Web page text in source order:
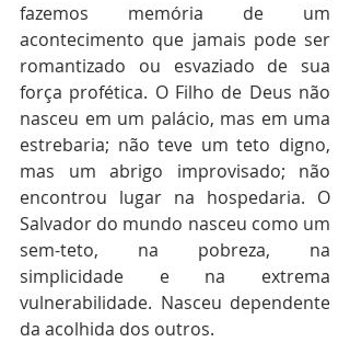
fazemos memória de um
acontecimento que jamais pode ser
romantizado ou esvaziado de sua
força profética. O Filho de Deus não
nasceu em um palácio, mas em uma
estrebaria; não teve um teto digno,
mas um abrigo improvisado; não
encontrou lugar na hospedaria. O
Salvador do mundo nasceu como um
sem-teto, na pobreza, na
simplicidade e na extrema
vulnerabilidade. Nasceu dependente
da acolhida dos outros.